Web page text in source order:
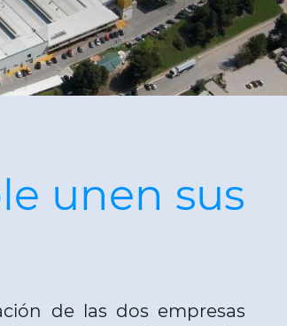
unen sus
de las dos empresas